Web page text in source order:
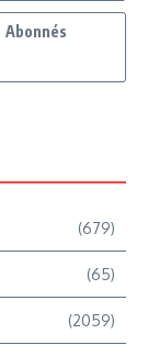
Abonnés
(679)
(65)
(2059)